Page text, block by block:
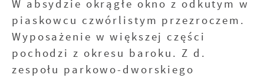
W absydzie okrągłe okno z odkutym w
piaskowcu czwórlistym przezroczem.
Wyposażenie w większej części
pochodzi z okresu baroku. Z d.
zespołu parkowo-dworskiego